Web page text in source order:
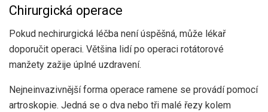
Chirurgická operace
Pokud nechirurgická léčba není úspěšná, může lékař
doporučit operaci. Většina lidí po operaci rotátorové
manžety zažije úplné uzdravení.
Nejneinvazivnější forma operace ramene se provádí pomocí
artroskopie. Jedná se o dva nebo tři malé řezy kolem